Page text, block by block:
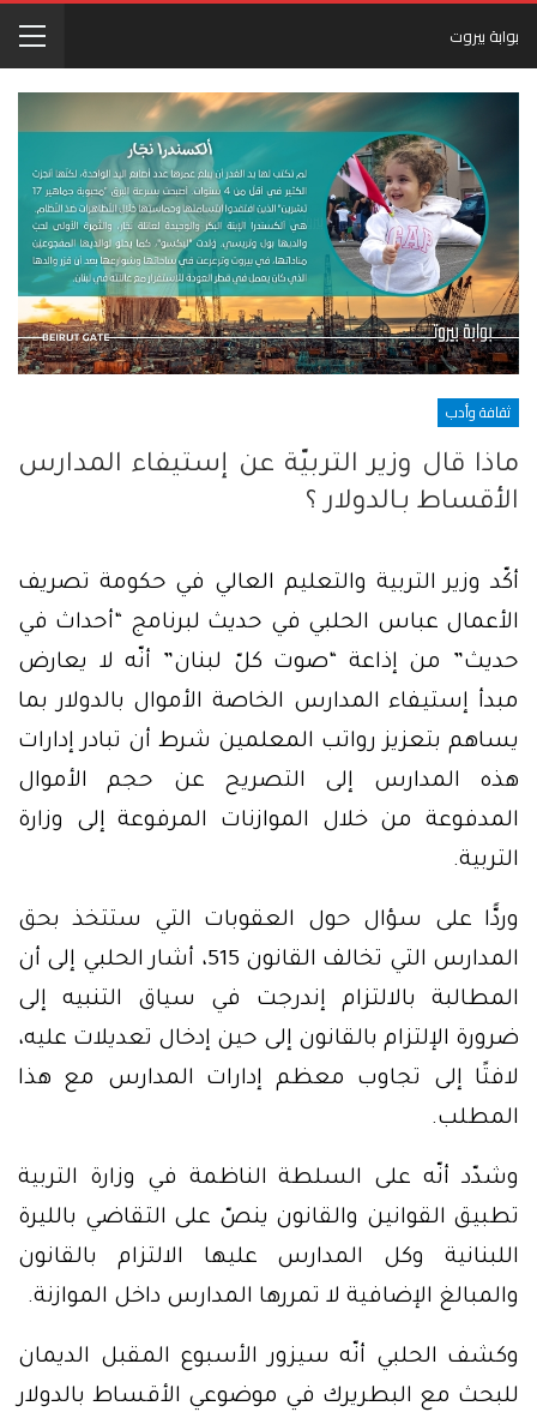
بوابة بيروت
ثقافة وأدب
ماذا قال وزير التربيّة عن إستيفاء المدارس
الأقساط بـالدولار ؟
أكّد وزير التربية والتعليم العالي في حكومة تصريف
الأعمال عباس الحلبي في حديث لبرنامج “أحداث في
حديث” من إذاعة “صوت كلّ لبنان” أنّه لا يعارض
مبدأ إستيفاء المدارس الخاصة الأموال بالدولار بما
يساهم بتعزيز رواتب المعلمين شرط أن تبادر إدارات
هذه المدارس إلى التصريح عن حجم الأموال
المدفوعة من خلال الموازنات المرفوعة إلى وزارة
التربية.
وردًّا على سؤال حول العقوبات التي ستتخذ بحق
المدارس التي تخالف القانون 515، أشار الحلبي إلى أن
المطالبة بالالتزام إندرجت في سياق التنبيه إلى
ضرورة الإلتزام بالقانون إلى حين إدخال تعديلات عليه،
لافتًا إلى تجاوب معظم إدارات المدارس مع هذا
المطلب.
وشدّد أنّه على السلطة الناظمة في وزارة التربية
تطبيق القوانين والقانون ينصّ على التقاضي بالليرة
اللبنانية وكل المدارس عليها الالتزام بالقانون
والمبالغ الإضافية لا تمررها المدارس داخل الموازنة.
وكشف الحلبي أنّه سيزور الأسبوع المقبل الديمان
للبحث مع البطريرك في موضوعي الأقساط بالدولار